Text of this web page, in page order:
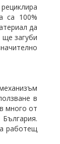
са 100%
да
загуби
в
много от
работещ